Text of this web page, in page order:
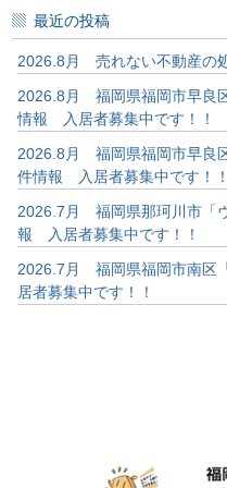
最近の投稿
2026.8月 売れない不動産の
2026.8月 福岡県福岡市早良
情報 入居者募集中です！！
2026.8月 福岡県福岡市早良
件情報 入居者募集中です！！
2026.7月 福岡県那珂川市「
報 入居者募集中です！！
2026.7月 福岡県福岡市南区
居者募集中です！！